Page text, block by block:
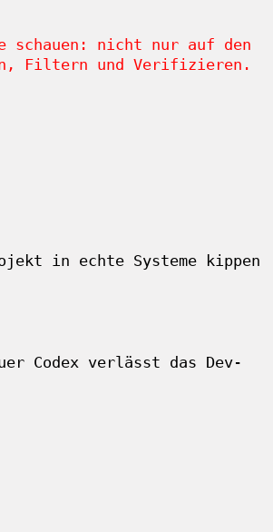
schauen: nicht nur auf den
Filtern und Verifizieren.
in echte Systeme kippen
Codex verlässt das Dev-